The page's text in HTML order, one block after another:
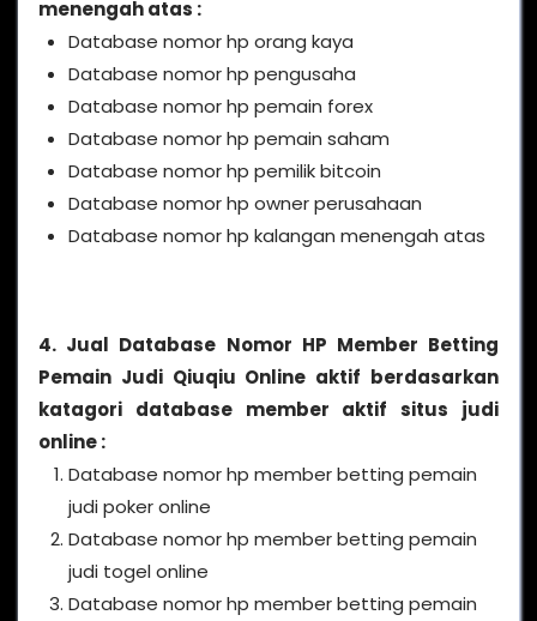
menengah atas :
Database nomor hp orang kaya
Database nomor hp pengusaha
Database nomor hp pemain forex
Database nomor hp pemain saham
Database nomor hp pemilik bitcoin
Database nomor hp owner perusahaan
Database nomor hp kalangan menengah atas
4. Jual Database Nomor HP Member Betting
Pemain Judi Qiuqiu Online aktif berdasarkan
katagori database member aktif situs judi
online :
Database nomor hp member betting pemain
judi poker online
Database nomor hp member betting pemain
judi togel online
Database nomor hp member betting pemain